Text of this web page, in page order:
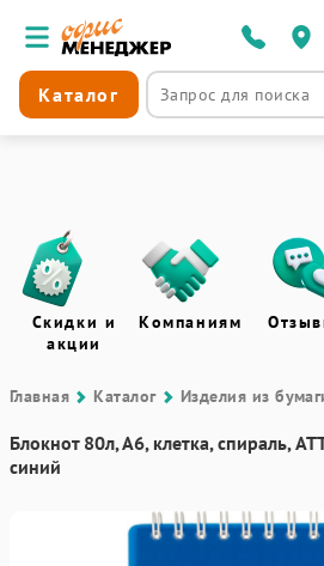
Каталог
Скидки и
акции
Компаниям
Главная Каталог Изделия из
Блокнот 80л, А6, клетка, спираль,
синий